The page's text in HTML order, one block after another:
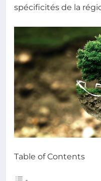
spécificités de la
Table of Contents